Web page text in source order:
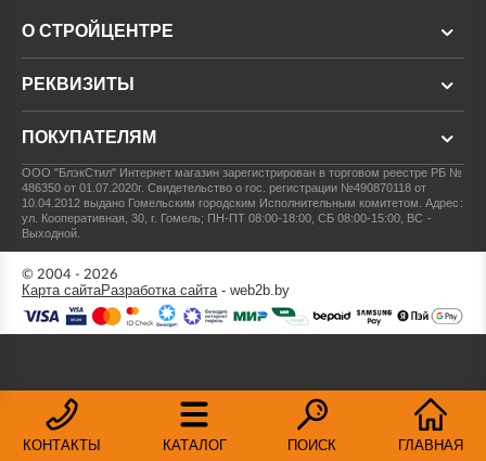
КОНТАКТЫ КАТАЛОГ ПОИСК ГЛАВНАЯ
О СТРОЙЦЕНТРЕ
РЕКВИЗИТЫ
ПОКУПАТЕЛЯМ
ООО "БлэкСтил" Интернет магазин зарегистрирован в торговом реестре РБ №
486350 от 01.07.2020г.Свидетельство о гос. регистрации №490870118 от
10.04.2012 выдано Гомельским городским Исполнительным комитетом.Адрес:
ул. Кооперативная, 30, г. Гомель; ПН-ПТ 08:00-18:00, СБ 08:00-15:00, ВС -
Выходной.
© 2004 - 2026
Карта сайтаРазработка сайта- web2b.by